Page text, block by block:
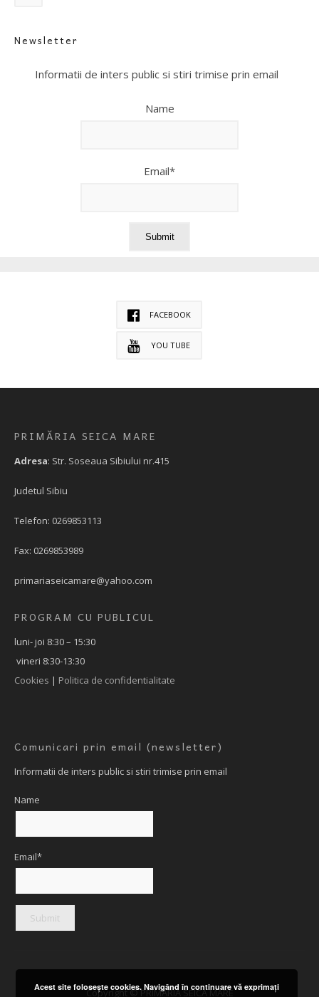
Newsletter
Informatii de inters public si stiri trimise prin email
Name
Email*
FACEBOOK
YOU TUBE
PRIMĂRIA SEICA MARE
Adresa: Str. Soseaua Sibiului nr.415
Judetul Sibiu
Telefon: 0269853113
Fax: 0269853989
primariaseicamare@yahoo.com
PROGRAM CU PUBLICUL
luni- joi 8:30 – 15:30
vineri 8:30-13:30
Cookies | Politica de confidentialitate
Comunicari prin email (newsletter)
Informatii de inters public si stiri trimise prin email
Name
Email*
Copyright © PRIMARIA SEICA MARE
Acest site foloseşte cookies. Navigând în continuare vă exprimaţi